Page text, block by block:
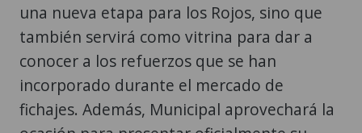
una nueva etapa para los Rojos, sino que
también servirá como vitrina para dar a
conocer a los refuerzos que se han
incorporado durante el mercado de
fichajes. Además, Municipal aprovechará la